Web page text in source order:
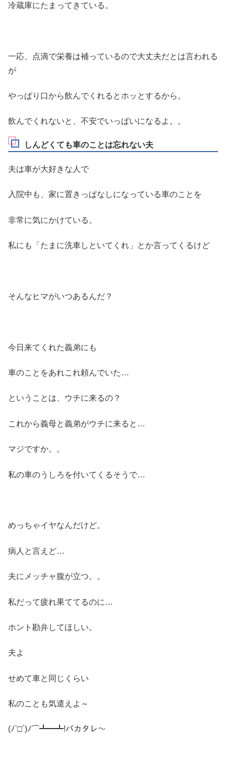
冷蔵庫にたまってきている。
一応、点滴で栄養は補っているので大丈夫だとは言われる
が
やっぱり口から飲んでくれるとホッとするから。
飲んでくれないと、不安でいっぱいになるよ。。
しんどくても車のことは忘れない夫
夫は車が大好きな人で
入院中も、家に置きっぱなしになっている車のことを
非常に気にかけている。
私にも「たまに洗車しといてくれ」とか言ってくるけど
そんなヒマがいつあるんだ？
今日来てくれた義弟にも
車のことをあれこれ頼んでいた…
ということは、ウチに来るの？
これから義母と義弟がウチに来ると…
マジですか。。
私の車のうしろを付いてくるそうで…
めっちゃイヤなんだけど。
病人と言えど…
夫にメッチャ腹が立つ。。
私だって疲れ果ててるのに…
ホント勘弁してほしい。
夫よ
せめて車と同じくらい
私のことも気遣えよ～
(ﾉ`□´)ﾉ⌒┻━┻!バカタレ～